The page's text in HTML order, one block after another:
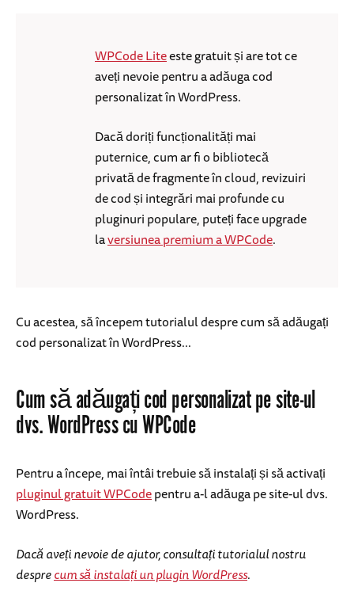
WPCode Liteeste gratuit și are tot ce
aveți nevoie pentru a adăuga cod
personalizat în WordPress.
Dacă doriți funcționalități mai
puternice, cum ar fi o bibliotecă
privată de fragmente în cloud, revizuiri
de cod și integrări mai profunde cu
pluginuri populare, puteți face upgrade
laversiunea premium a WPCode.
Cu acestea, să începem tutorialul despre cum să adăugați
cod personalizat în WordPress...
Cum să adăugați cod personalizat pe site-ul
dvs. WordPress cu WPCode
Pentru a începe, mai întâi trebuie să instalați și să activați
pluginul gratuit WPCodepentru a-l adăuga pe site-ul dvs.
WordPress.
Dacă aveți nevoie de ajutor, consultați tutorialul nostru
desprecum să instalați un plugin WordPress.